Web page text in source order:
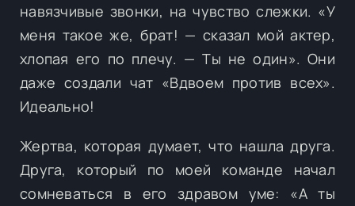
навязчивые звонки, на чувство слежки. «У
меня такое же, брат! — сказал мой актер,
хлопая его по плечу. — Ты не один». Они
даже создали чат «Вдвоем против всех».
Идеально!
Жертва, которая думает, что нашла друга.
Друга, который по моей команде начал
сомневаться в его здравом уме: «А ты